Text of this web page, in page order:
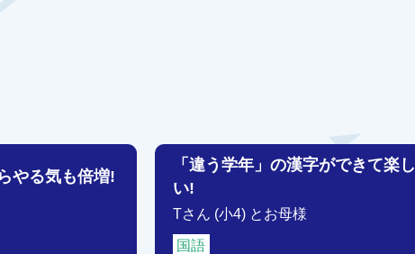
やる気も倍増!
「違う学年」の漢字ができて楽し
い!
Tさん (小4) とお母様
国語